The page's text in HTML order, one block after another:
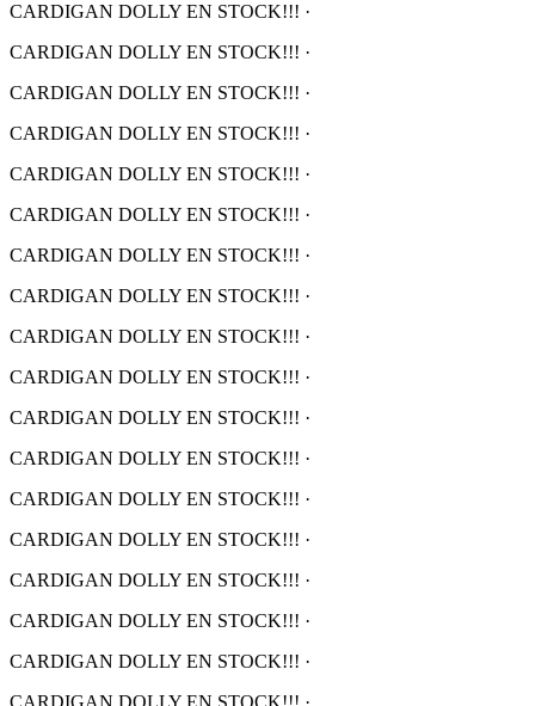
CARDIGAN DOLLY EN STOCK!!! ·
CARDIGAN DOLLY EN STOCK!!! ·
CARDIGAN DOLLY EN STOCK!!! ·
CARDIGAN DOLLY EN STOCK!!! ·
CARDIGAN DOLLY EN STOCK!!! ·
CARDIGAN DOLLY EN STOCK!!! ·
CARDIGAN DOLLY EN STOCK!!! ·
CARDIGAN DOLLY EN STOCK!!! ·
CARDIGAN DOLLY EN STOCK!!! ·
CARDIGAN DOLLY EN STOCK!!! ·
CARDIGAN DOLLY EN STOCK!!! ·
CARDIGAN DOLLY EN STOCK!!! ·
CARDIGAN DOLLY EN STOCK!!! ·
CARDIGAN DOLLY EN STOCK!!! ·
CARDIGAN DOLLY EN STOCK!!! ·
CARDIGAN DOLLY EN STOCK!!! ·
CARDIGAN DOLLY EN STOCK!!! ·
CARDIGAN DOLLY EN STOCK!!! ·